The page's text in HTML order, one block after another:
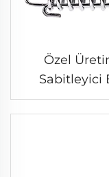
Özel
Sabitleyici